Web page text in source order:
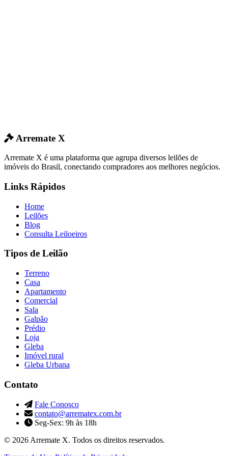
Arremate X
Arremate X é uma plataforma que agrupa diversos leilões de
imóveis do Brasil, conectando compradores aos melhores negócios.
Links Rápidos
Home
Leilões
Blog
Consulta Leiloeiros
Tipos de Leilão
Terreno
Casa
Apartamento
Comercial
Sala
Galpão
Prédio
Loja
Gleba
Imóvel rural
Gleba Urbana
Contato
Fale Conosco
contato@arrematex.com.br
Seg-Sex: 9h às 18h
© 2026 Arremate X. Todos os direitos reservados.